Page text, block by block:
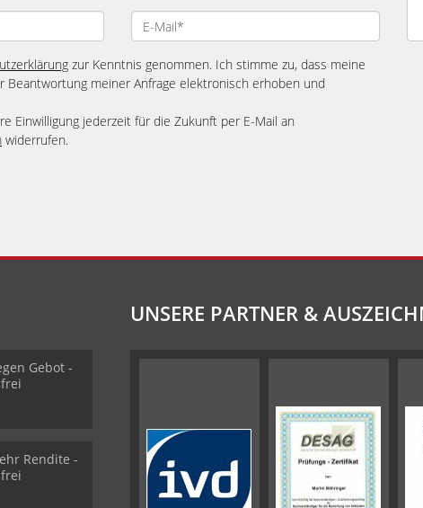
zur Kenntnis genommen. Ich stimme zu, dass meine
Beantwortung meiner Anfrage elektronisch erhoben und
Einwilligung jederzeit für die Zukunft per E-Mail an
widerrufen.
Gebot -
Rendite -
UNSERE PARTNER &